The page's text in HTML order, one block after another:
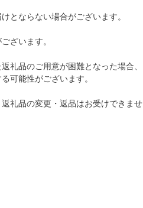
とならない場合がございます。
ざいます。
礼品のご用意が困難となった場合、
可能性がございます。
礼品の変更・返品はお受けできませ